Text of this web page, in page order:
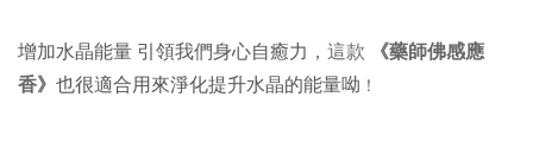
增加水晶能量 引領我們身心自癒力 ， 這款
《藥師佛感應
香》 也很適合用來淨化提升水晶的能量呦 ！